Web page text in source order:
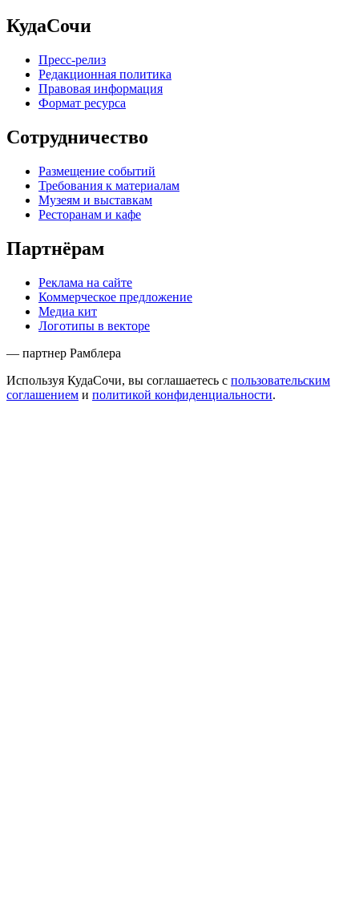
КудаСочи
Пресс-релиз
Редакционная политика
Правовая информация
Формат ресурса
Сотрудничество
Размещение событий
Требования к материалам
Музеям и выставкам
Ресторанам и кафе
Партнёрам
Реклама на сайте
Коммерческое предложение
Медиа кит
Логотипы в векторе
— партнер Рамблера
Используя КудаСочи, вы соглашаетесь с пользовательским
соглашением и политикой конфиденциальности.